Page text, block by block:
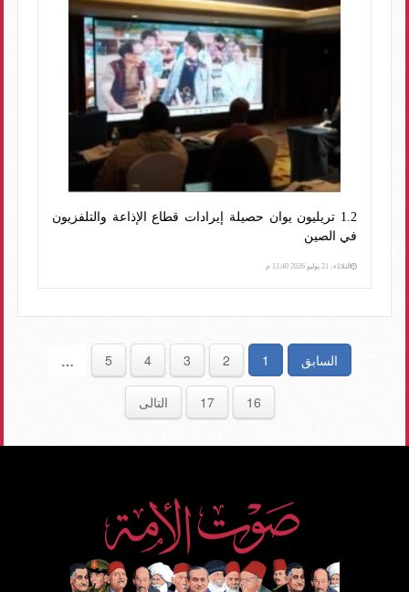
1.2 تريليون يوان حصيلة إيرادات قطاع الإذاعة والتلفزيون
في الصين
الثلاثاء، 21 يوليو 2026 11:40 م
السابق 1
2
3
4
5
…
16
17 التالى